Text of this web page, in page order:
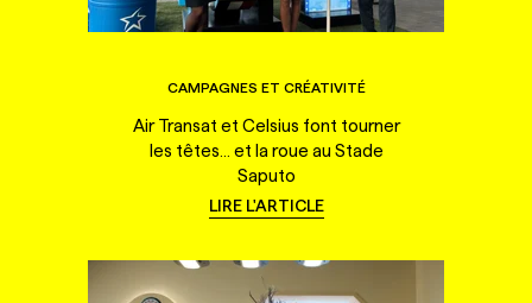
CAMPAGNES ET CRÉATIVITÉ
Air Transat et Celsius font tourner
les têtes... et la roue au Stade
Saputo
LIRE L'ARTICLE